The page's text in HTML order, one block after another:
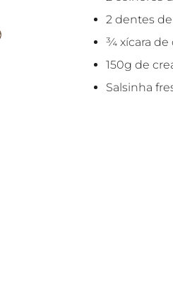
2 dentes
¾ xícara de
150g de
Salsinha